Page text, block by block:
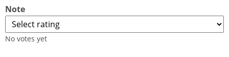
Note
No votes yet